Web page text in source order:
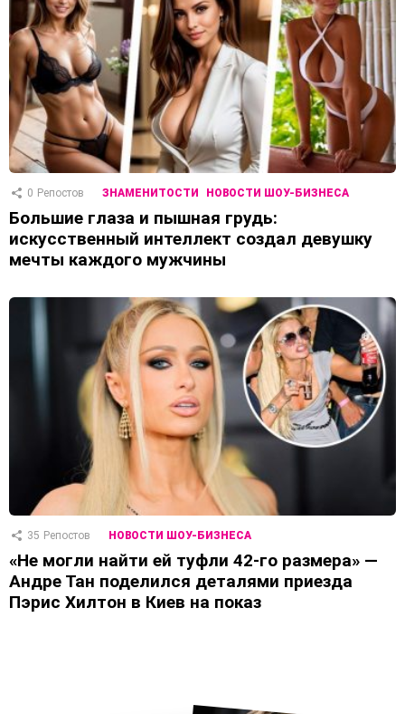
0 Репостов ЗНАМЕНИТОСТИ НОВОСТИ ШОУ-БИЗНЕСА
Большие глаза и пышная грудь:
искусственный интеллект создал девушку
мечты каждого мужчины
35 Репостов НОВОСТИ ШОУ-БИЗНЕСА
«Не могли найти ей туфли 42-го размера» —
Андре Тан поделился деталями приезда
Пэрис Хилтон в Киев на показ